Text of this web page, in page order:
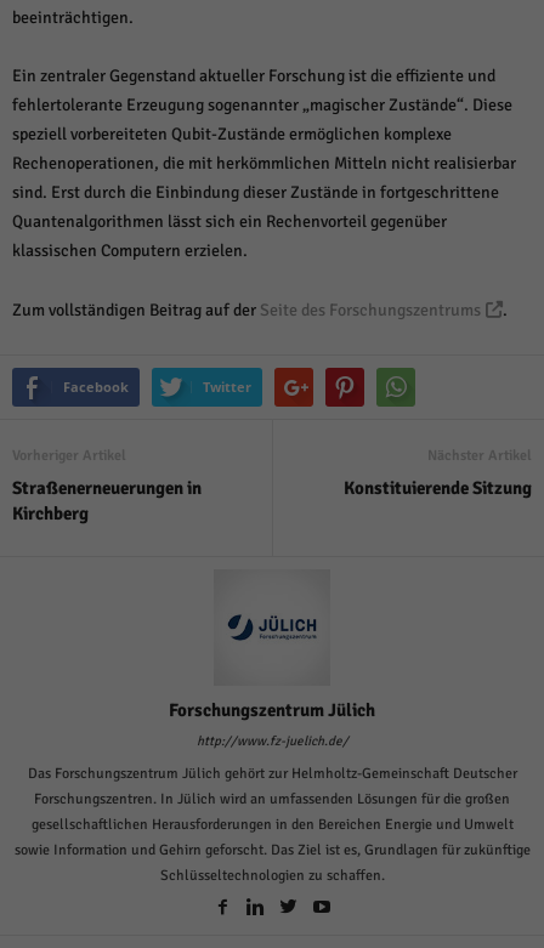
beeinträchtigen.
Ein zentraler Gegenstand aktueller Forschung ist die effiziente und
fehlertolerante Erzeugung sogenannter „magischer Zustände“. Diese
speziell vorbereiteten Qubit-Zustände ermöglichen komplexe
Rechenoperationen, die mit herkömmlichen Mitteln nicht realisierbar
sind. Erst durch die Einbindung dieser Zustände in fortgeschrittene
Quantenalgorithmen lässt sich ein Rechenvorteil gegenüber
klassischen Computern erzielen.
Zum vollständigen Beitrag auf der Seite des Forschungszentrums .
Facebook Twitter
Vorheriger Artikel
Straßenerneuerungen in
Kirchberg
Nächster Artikel
Konstituierende Sitzung
Forschungszentrum Jülich
http://www.fz-juelich.de/
Das Forschungszentrum Jülich gehört zur Helmholtz-Gemeinschaft Deutscher
Forschungszentren. In Jülich wird an umfassenden Lösungen für die großen
gesellschaftlichen Herausforderungen in den Bereichen Energie und Umwelt
sowie Information und Gehirn geforscht. Das Ziel ist es, Grundlagen für zukünftige
Schlüsseltechnologien zu schaffen.